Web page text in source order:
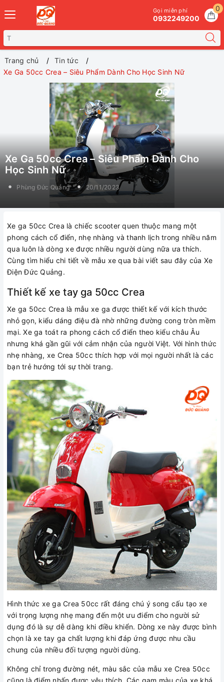
0
Gọi miễn phí
0932249200
Trang chủ
Tin tức
Xe Ga 50cc Crea – Siêu Phẩm Dành Cho Học Sinh Nữ
Xe Ga 50cc Crea – Siêu Phẩm Dành Cho
Học Sinh Nữ
Phùng Đức Quảng 20/11/2023
Xe ga 50cc Crea là chiếc scooter quen thuộc mang một
phong cách cổ điển, nhẹ nhàng và thanh lịch trong nhiều năm
qua luôn là dòng xe được nhiều người dùng nữa ưa thích.
Cùng tìm hiểu chi tiết về mẫu xe qua bài viết sau đây của Xe
Điện Đức Quảng.
Thiết kế xe tay ga 50cc Crea
Xe ga 50cc Crea là mẫu xe ga được thiết kế với kích thước
nhỏ gọn, kiểu dáng điệu đà nhờ những đường cong tròn mềm
mại. Xe ga toát ra phong cách cổ điển theo kiểu châu Âu
nhưng khá gần gũi với cảm nhận của người Việt. Với hình thức
nhẹ nhàng, xe Crea 50cc thích hợp với mọi người nhất là các
bạn trẻ hướng tới sự thời trang.
Hình thức xe ga Crea 50cc rất đáng chú ý song cấu tạo xe
với trọng lượng nhẹ mang đến một ưu điểm cho người sử
dụng đó là sự dễ dàng khi điều khiển. Dòng xe này được bình
chọn là xe tay ga chất lượng khi đáp ứng được nhu cầu
chung của nhiều đối tượng người dùng.
Không chỉ trong đường nét, màu sắc của mẫu xe Crea 50cc
cũng là điểm nhấn được yêu thích. Các gam màu của xe khá